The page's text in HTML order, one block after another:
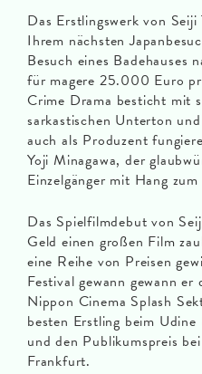
Das Erstlingswerk von
Ihrem nächsten
Besuch eines Badehauses
für magere 25.000 Euro
Crime Drama besticht mit
sarkastischen Unterton
auch als Produzent
Yoji Minagawa, der
Einzelgänger mit Hang
Das Spielfilmdebut von
Geld einen großen Film
eine Reihe von Preisen
Festival gewann gewann
Nippon Cinema Splash
besten Erstling beim
und den Publikumspreis
Frankfurt.